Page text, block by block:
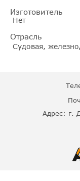
Изготовитель
Нет
Отрасль
Судовая,
Адрес: г.